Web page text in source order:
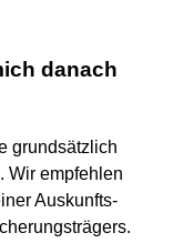
danach
grundsätzlich
Wir empfehlen
Auskunfts-